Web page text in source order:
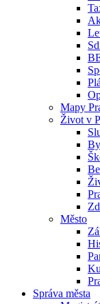
Mapy
Život v
Město
Správa města